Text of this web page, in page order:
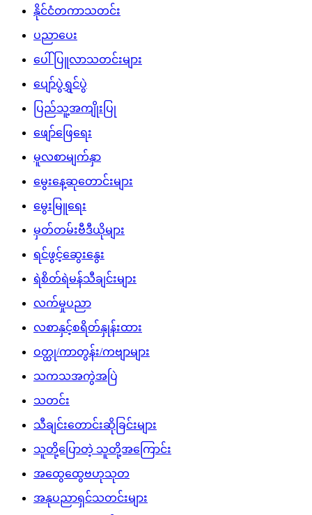
နိုင်ငံတကာသတင်း
ပညာပေး
ပေါ်ပြူလာသတင်းများ
ပျော်ပွဲရွှင်ပွဲ
ပြည်သူ့အကျိုးပြု
ဖျော်ဖြေရေး
မူလစာမျက်နှာ
မွေးနေ့ဆုတောင်းများ
မွေးမြူရေး
မှတ်တမ်းဗီဒီယိုများ
ရင်ဖွင့်ဆွေးနွေး
ရဲစိတ်ရဲမန်သီချင်းများ
လက်မှုပညာ
လစာနှင့်စရိတ်နှုန်းထား
ဝတ္ထု/ကာတွန်း/ကဗျာများ
သကသအကွဲအပြဲ
သတင်း
သီချင်းတောင်းဆိုခြင်းများ
သူတို့ပြောတဲ့ သူတို့အကြောင်း
အထွေထွေဗဟုသုတ
အနုပညာရှင်သတင်းများ